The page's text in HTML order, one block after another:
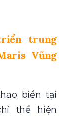
trung
Vũng
biển tại
thể hiện